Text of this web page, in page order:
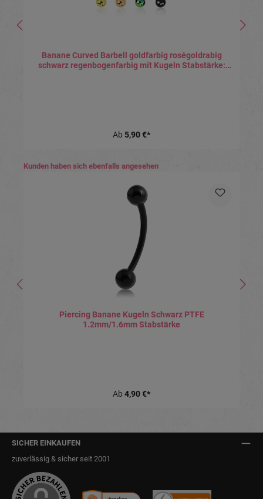
Banane Curved Barbell goldfarbig roségoldrabig
schwarz regenbogenfarbig mit Kugeln Stabstärke:
Ab 5,90 €*
Produktgalerie überspringen
Kunden haben sich ebenfalls angesehen
Piercing Banane Kugeln Schwarz PTFE
1.2mm/1.6mm Stabstärke
Ab 4,90 €*
SICHER EINKAUFEN
zuverlässig & sicher seit 2001